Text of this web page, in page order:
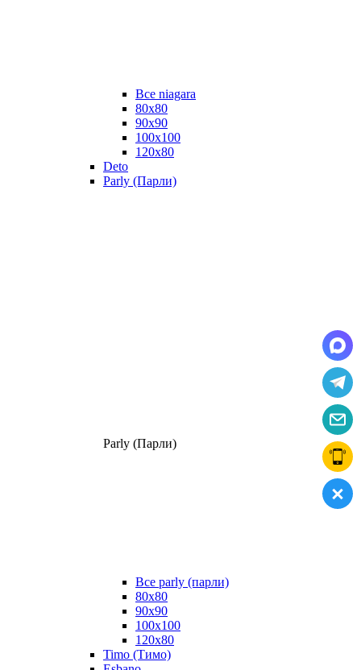
Все niagara
80x80
90x90
100x100
120x80
Deto
Parly (Парли)
Parly (Парли)
Все parly (парли)
80x80
90x90
100x100
120x80
Timo (Тимо)